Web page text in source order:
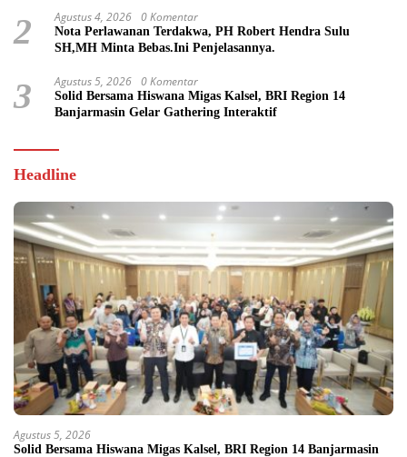
2 Agustus 4, 2026 0 Komentar
Nota Perlawanan Terdakwa, PH Robert Hendra Sulu
SH,MH Minta Bebas.Ini Penjelasannya.
3 Agustus 5, 2026 0 Komentar
Solid Bersama Hiswana Migas Kalsel, BRI Region 14
Banjarmasin Gelar Gathering Interaktif
Headline
Agustus 5, 2026
Solid Bersama Hiswana Migas Kalsel, BRI Region 14 Banjarmasin